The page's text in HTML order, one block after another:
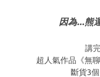
因為...熊
講
超人氣作品《無
斷貨3